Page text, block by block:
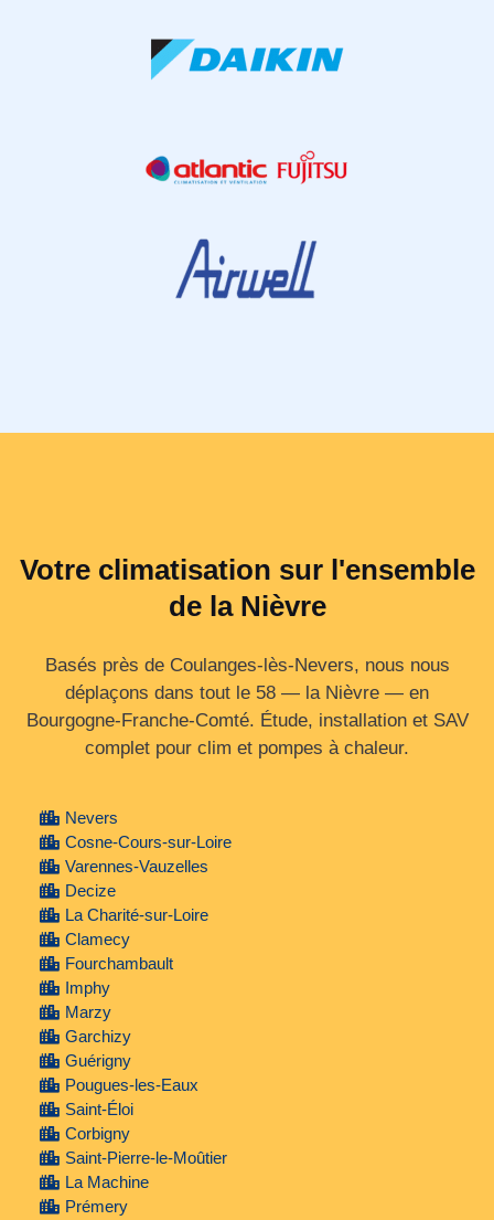
Votre climatisation sur l'ensemble
de la Nièvre
Basés près de Coulanges-lès-Nevers, nous nous
déplaçons dans tout le 58 — la Nièvre — en
Bourgogne‑Franche‑Comté. Étude, installation et SAV
complet pour clim et pompes à chaleur.
Nevers
Cosne-Cours-sur-Loire
Varennes-Vauzelles
Decize
La Charité-sur-Loire
Clamecy
Fourchambault
Imphy
Marzy
Garchizy
Guérigny
Pougues-les-Eaux
Saint-Éloi
Corbigny
Saint-Pierre-le-Moûtier
La Machine
Prémery